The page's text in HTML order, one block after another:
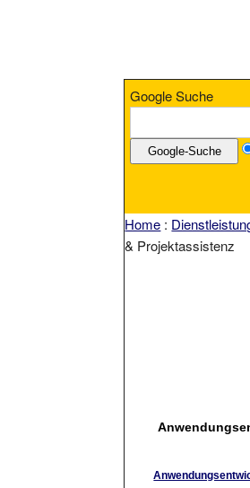
Google Suche
Home :
& Projektassistenz